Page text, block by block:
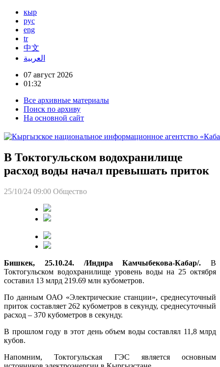
кыр
рус
eng
tr
中文
العربية
07 август 2026
01:32
Все архивные материалы
Поиск по архиву
На основной сайт
В Токтогульском водохранилище
расход воды начал превышать приток
25/10/24 09:00 Общество
Бишкек, 25.10.24. /Индира Камчыбекова-Кабар/. В
Токтогульском водохранилище уровень воды на 25 октября
составил 13 млрд 219.69 млн кубометров.
По данным ОАО «Электрические станции», среднесуточный
приток составляет 262 кубометров в секунду, среднесуточный
расход – 370 кубометров в секунду.
В прошлом году в этот день объем воды составлял 11,8 млрд
кубов.
Напомним, Токтогульская ГЭС является основным